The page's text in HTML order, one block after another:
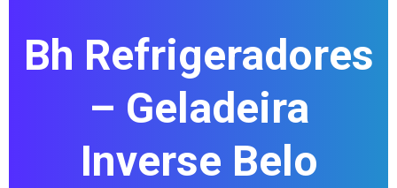
Bh Refrigeradores
– Geladeira
Inverse Belo